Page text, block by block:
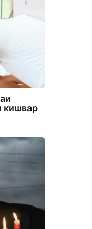
кишвар